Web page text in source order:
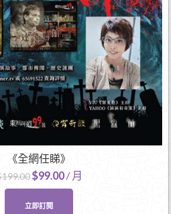
《全網任睇》
199.00$99.00/ 月
立即訂閱